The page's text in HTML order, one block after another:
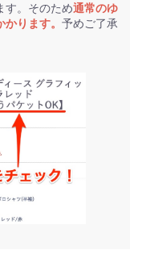
す。そのため通常のゆ
ります。 予めご了承